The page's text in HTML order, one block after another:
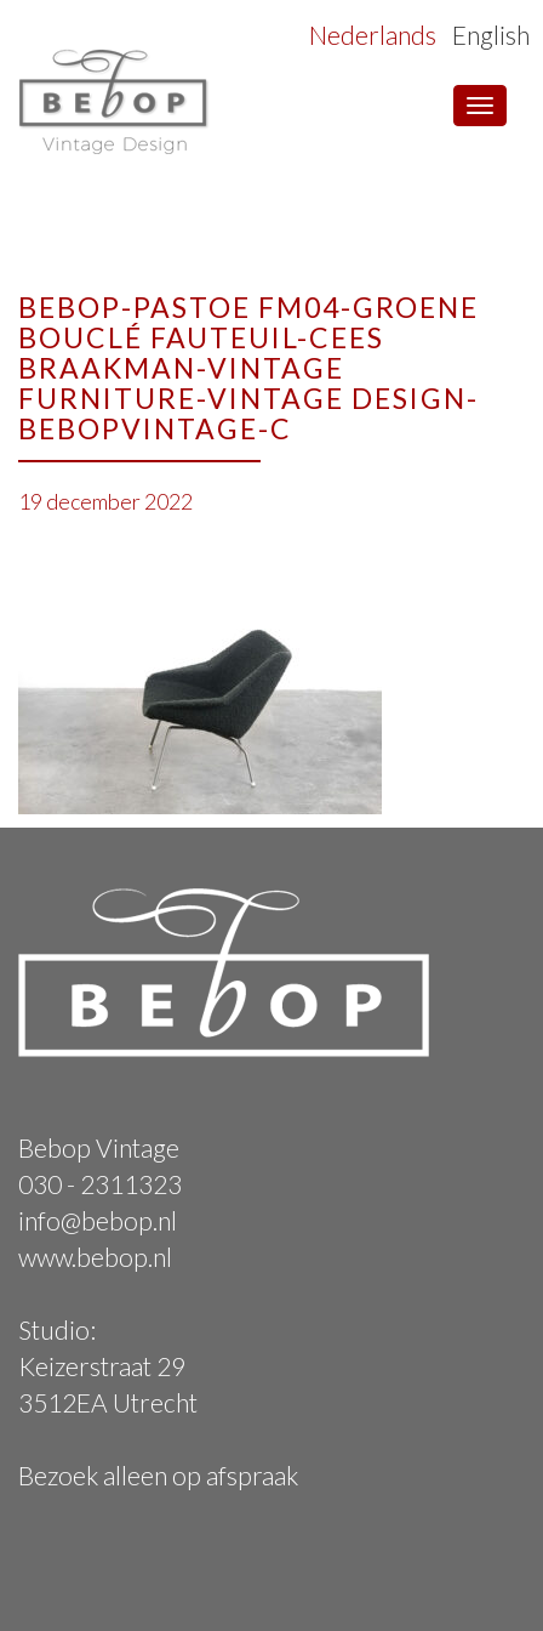
Toggle
Nederlands English
BEBOP-PASTOE FM04-GROENE
BOUCLÉ FAUTEUIL-CEES
BRAAKMAN-VINTAGE
FURNITURE-VINTAGE DESIGN-
BEBOPVINTAGE-C
19 december 2022
Bebop Vintage
030 - 2311323
info@bebop.nl
www.bebop.nl
Studio:
Keizerstraat 29
3512EA Utrecht
Bezoek alleen op afspraak